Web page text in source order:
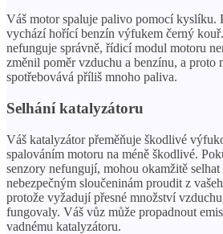
Váš motor spaluje palivo pomocí kyslíku.
vychází hořící benzín výfukem černý
nefunguje správně, řídicí modul motoru
změnil poměr vzduchu a benzínu, a proto
spotřebovává příliš mnoho paliva.
Selhání katalyzátoru
Váš katalyzátor přeměňuje škodlivé
spalováním motoru na méně škodlivé.
senzory nefungují, mohou okamžitě
nebezpečným sloučeninám proudit z
protože vyžadují přesné množství
fungovaly. Váš vůz může propadnout
vadnému katalyzátoru.